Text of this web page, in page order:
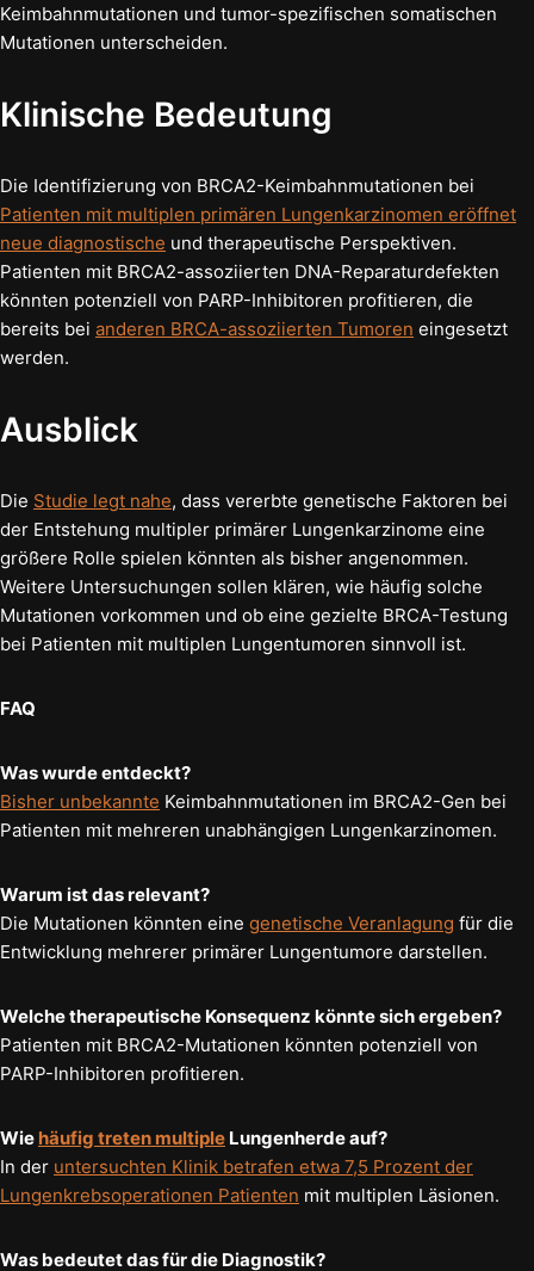
Keimbahnmutationen und tumor-spezifischen somatischen
Mutationen unterscheiden.
Klinische Bedeutung
Die Identifizierung von BRCA2-Keimbahnmutationen bei
Patienten mit multiplen primären Lungenkarzinomen eröffnet
neue diagnostische und therapeutische Perspektiven.
Patienten mit BRCA2-assoziierten DNA-Reparaturdefekten
könnten potenziell von PARP-Inhibitoren profitieren, die
bereits bei anderen BRCA-assoziierten Tumoren eingesetzt
werden.
Ausblick
Die Studie legt nahe, dass vererbte genetische Faktoren bei
der Entstehung multipler primärer Lungenkarzinome eine
größere Rolle spielen könnten als bisher angenommen.
Weitere Untersuchungen sollen klären, wie häufig solche
Mutationen vorkommen und ob eine gezielte BRCA-Testung
bei Patienten mit multiplen Lungentumoren sinnvoll ist.
FAQ
Was wurde entdeckt?
Bisher unbekannte Keimbahnmutationen im BRCA2-Gen bei
Patienten mit mehreren unabhängigen Lungenkarzinomen.
Warum ist das relevant?
Die Mutationen könnten eine genetische Veranlagung für die
Entwicklung mehrerer primärer Lungentumore darstellen.
Welche therapeutische Konsequenz könnte sich ergeben?
Patienten mit BRCA2-Mutationen könnten potenziell von
PARP-Inhibitoren profitieren.
Wie häufig treten multiple Lungenherde auf?
In der untersuchten Klinik betrafen etwa 7,5 Prozent der
Lungenkrebsoperationen Patienten mit multiplen Läsionen.
Was bedeutet das für die Diagnostik?